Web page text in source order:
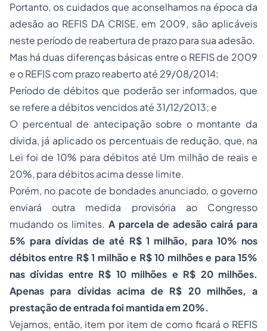
Portanto, os cuidados que aconselhamos na época da
adesão ao REFIS DA CRISE, em 2009, são aplicáveis
neste período de reabertura de prazo para sua adesão.
Mas há duas diferenças básicas entre o REFIS de 2009
e o REFIS com prazo reaberto até 29/08/2014:
Período de débitos que poderão ser informados, que
se refere a débitos vencidos até 31/12/2013; e
O percentual de antecipação sobre o montante da
dívida, já aplicado os percentuais de redução, que, na
Lei foi de 10% para débitos até Um milhão de reais e
20%, para débitos acima desse limite.
Porém, no pacote de bondades anunciado, o governo
enviará outra medida provisória ao Congresso
mudando os limites. A parcela de adesão cairá para
5% para dívidas de até R$ 1 milhão, para 10% nos
débitos entre R$ 1 milhão e R$ 10 milhões e para 15%
nas dívidas entre R$ 10 milhões e R$ 20 milhões.
Apenas para dívidas acima de R$ 20 milhões, a
prestação de entrada foi mantida em 20%.
Vejamos, então, item por item de como ficará o REFIS